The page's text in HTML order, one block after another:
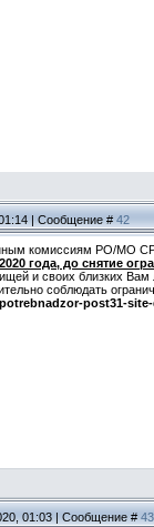
| Сообщение #42
комиссиям РО/МО
года, до снятие
и своих близких Вам
соблюдать
post31-
01:03 | Сообщение #43